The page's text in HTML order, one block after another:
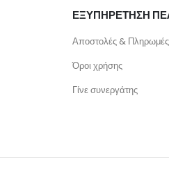
ΕΞΥΠΗΡΕΤΗΣΗ
Αποστολές & Πληρωμές
Όροι χρήσης
Γίνε συνεργάτης